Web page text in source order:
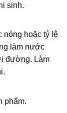
sinh.
nóng hoặc tỷ lệ
làm nước
đường. Làm
phẩm.